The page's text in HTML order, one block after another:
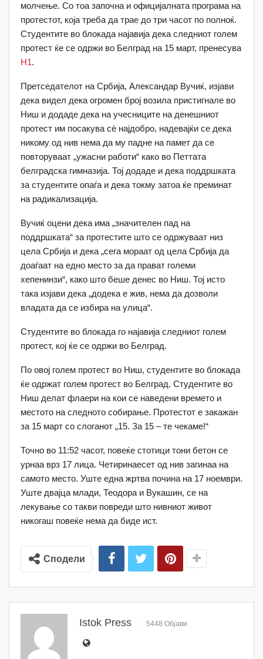
молчење. Со тоа започна и официјалната програма на
протестот, која треба да трае до три часот по полноќ.
Студентите во блокада најавија дека следниот голем
протест ќе се одржи во Белград на 15 март, пренесува
Н1.
Претседателот на Србија, Александар Вучиќ, изјави
дека видел дека огромен број возила пристигнале во
Ниш и додаде дека на учесниците на денешниот
протест им посакува сѐ најдобро, надевајќи се дека
никому од нив нема да му падне на памет да се
повторуваат „ужасни работи“ како во Петтата
белградска гимназија. Тој додаде и дека поддршката
за студентите опаѓа и дека токму затоа ќе преминат
на радикализација.
Вучиќ оцени дека има „значителен пад на
поддршката“ за протестите што се одржуваат низ
цела Србија и дека „сега мораат од цела Србија да
доаѓаат на едно место за да прават големи
хепенинзи“, како што беше денес во Ниш. Тој исто
така изјави дека „додека е жив, нема да дозволи
владата да се избира на улица“.
Студентите во блокада го најавија следниот голем
протест, кој ќе се одржи во Белград.
По овој голем протест во Ниш, студентите во блокада
ќе одржат голем протест во Белград. Студентите во
Ниш делат флаери на кои се наведени времето и
местото на следното собирање. Протестот е закажан
за 15 март со слоганот „15. За 15 – те чекаме!“
Точно во 11:52 часот, повеќе стотици тони бетон се
урнаа врз 17 лица. Четиринаесет од нив загинаа на
самото место. Уште една жртва почина на 17 ноември.
Уште двајца млади, Теодора и Вукашин, се на
лекување со такви повреди што нивниот живот
никогаш повеќе нема да биде ист.
Сподели
Istok Press 5448 Објави